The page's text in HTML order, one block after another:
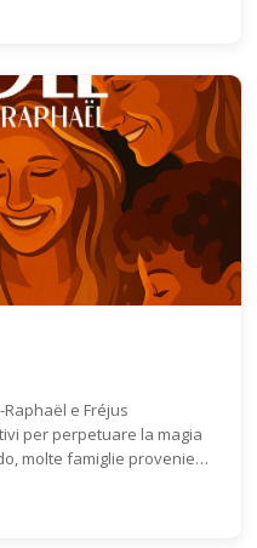
e Fréjus
per perpetuare la magia
molte famiglie provenienti